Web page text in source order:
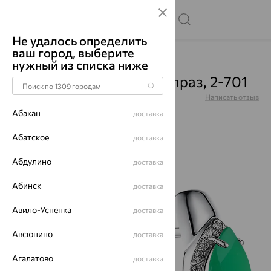
Главная Каталог Серьги Хризопраз
Серьги, серебро, хризопраз, 2-701
Артикул:2-701 Написать отзыв
до 62%
Не удалось определить
ваш город, выберите
нужный из списка ниже
Абакан доставка
Абатское доставка
Абдулино доставка
Абинск доставка
Авило-Успенка доставка
Авсюнино доставка
Агалатово доставка